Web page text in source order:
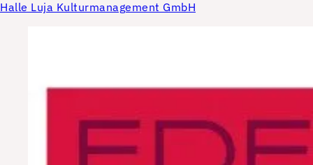
Halle Luja Kulturmanagement GmbH